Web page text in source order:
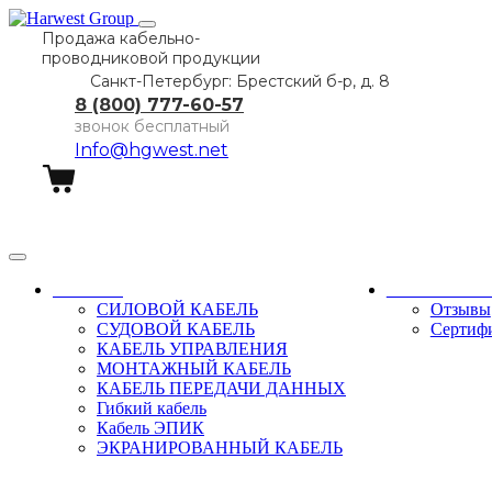
Продажа кабельно-
проводниковой продукции
Санкт-Петербург: Брестский б-р, д. 8
8 (800) 777-60-57
звонок бесплатный
Info@hgwest.net
СИЛОВОЙ КАБЕЛЬ
СУДОВОЙ КАБЕЛЬ
КАБЕЛЬ УПРАВЛЕНИЯ
МОНТАЖНЫЙ КАБЕЛЬ
КАБЕЛЬ ПЕРЕДАЧИ ДАННЫХ
Гибкий кабель
Кабель ЭПИК
ЭКРАНИРОВАННЫЙ КАБЕЛЬ
Отзывы